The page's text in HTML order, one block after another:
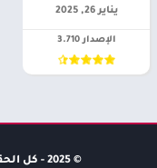
يناير 26, 2025
الإصدار 3.710
© 2025 - كل الحقوق محفوظة -